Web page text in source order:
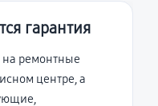
гарантия
ремонтные
центре, а